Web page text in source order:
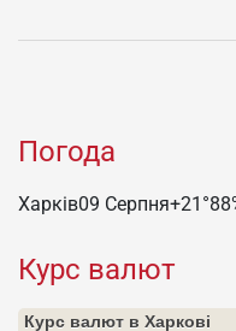
Погода
Харків09 Серпня+21°88
Курс валют